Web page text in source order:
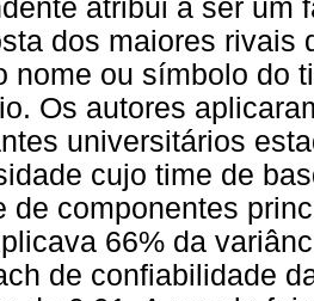
atribui a ser um
dos maiores rivais
nome ou símbolo do
Os autores
universitários
cujo time de
de componentes
66% da
de confiabilidade